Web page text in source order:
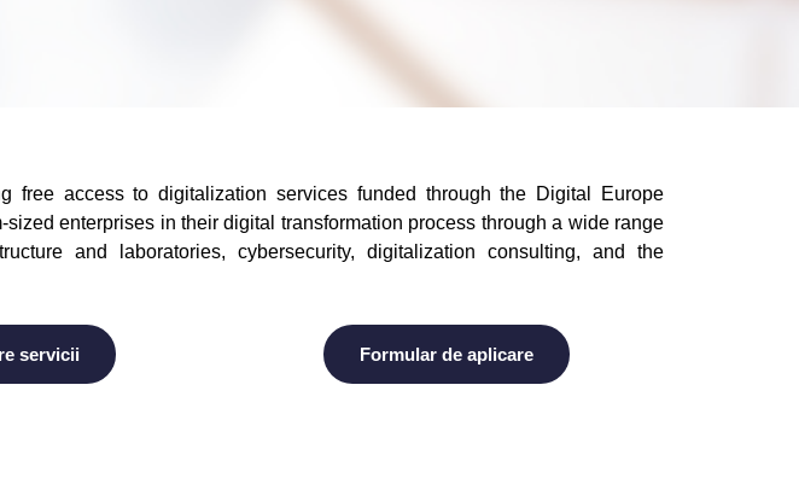
free access to digitalization services funded through the Digital Europe
enterprises in their digital transformation process through a wide range
and laboratories, cybersecurity, digitalization consulting, and the
servicii Formular de aplicare